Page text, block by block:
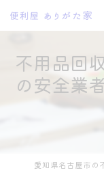
不用品回
の安全業